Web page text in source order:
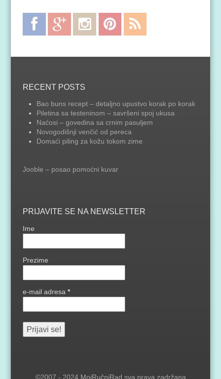
Facebook
Google InstagramPinterest
Feed
RECENT POSTS
Bao buns recept – detaljno upustvo korak po korak
Piletina sa testeninom – savršeni spoj ukusa
Naćosi – govedina sa crnim pasuljem
Novogodišnji venčić od pereca
Domaći piling za kožu tokom zime
Jooble – posao pomoćni kuvar
PRIJAVITE SE NA NEWSLETTER
Ime
Prezime
e-mail adresa*
©2007 - 2024 MojRučniRad sva prava zadržana